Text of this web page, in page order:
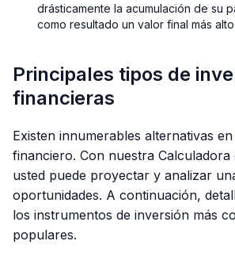
drásticamente la acumulación de su
como resultado un valor final más alto.
Principales tipos de
financieras
Existen innumerables alternativas
financiero. Con nuestra Calculadora
usted puede proyectar y analizar
oportunidades. A continuación,
los instrumentos de inversión más
populares.